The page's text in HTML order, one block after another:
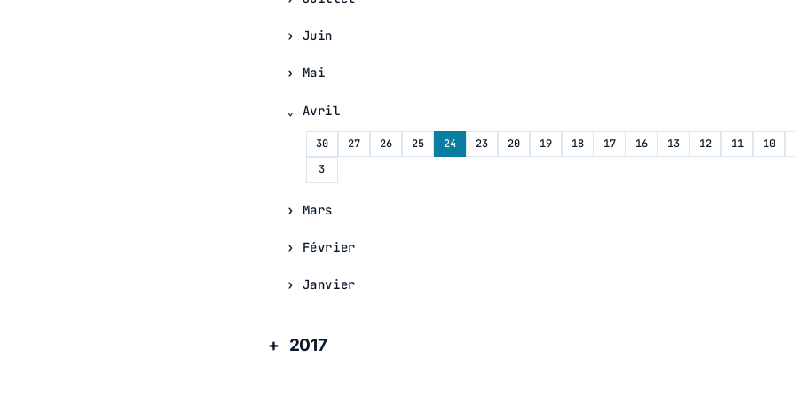
Juin
Mai
Avril
30 27 26 25 24 23 20 19 18 17 16 13 12 11 10
3
Mars
Février
Janvier
2017